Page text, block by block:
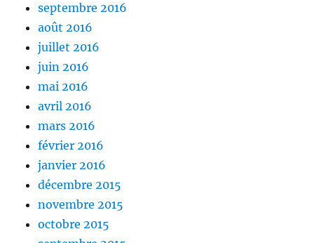
septembre 2016
août 2016
juillet 2016
juin 2016
mai 2016
avril 2016
mars 2016
février 2016
janvier 2016
décembre 2015
novembre 2015
octobre 2015